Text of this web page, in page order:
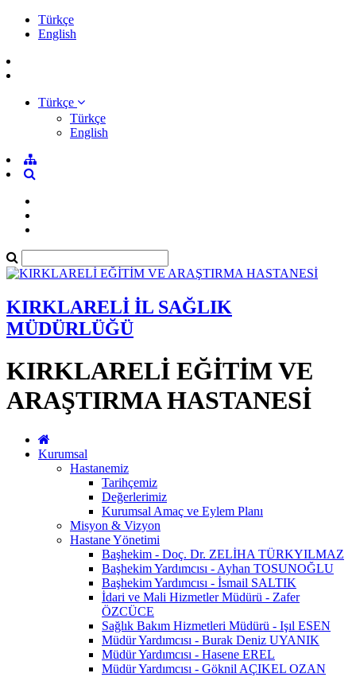
Türkçe
English
Türkçe
Türkçe
English
KIRKLARELİ İL SAĞLIK
MÜDÜRLÜĞÜ
KIRKLARELİ EĞİTİM VE
ARAŞTIRMA HASTANESİ
Kurumsal
Hastanemiz
Tarihçemiz
Değerlerimiz
Kurumsal Amaç ve Eylem Planı
Misyon & Vizyon
Hastane Yönetimi
Başhekim - Doç. Dr. ZELİHA TÜRKYILMAZ
Başhekim Yardımcısı - Ayhan TOSUNOĞLU
Başhekim Yardımcısı - İsmail SALTIK
İdari ve Mali Hizmetler Müdürü - Zafer
ÖZCÜCE
Sağlık Bakım Hizmetleri Müdürü - Işıl ESEN
Müdür Yardımcısı - Burak Deniz UYANIK
Müdür Yardımcısı - Hasene EREL
Müdür Yardımcısı - Göknil AÇIKEL OZAN